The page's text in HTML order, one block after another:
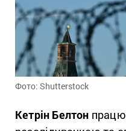
Фото: Shutterstock
Кетрін Белтон